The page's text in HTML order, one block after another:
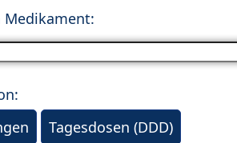
Medikament:
Tagesdosen (DDD)